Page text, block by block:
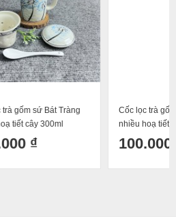
Cốc lọc trà gốm sứ Bát Tràng
nhiều hoạ tiết cá 2 300ml